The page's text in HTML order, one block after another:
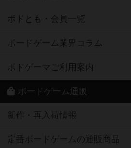
ボドとも・会員一覧
ボードゲーム業界コラム
ボドゲーマご利用案内
ボードゲーム通販
新作・再入荷情報
定番ボードゲームの通販商品